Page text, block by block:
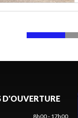
D'OUVERTURE
8h00 - 17h00